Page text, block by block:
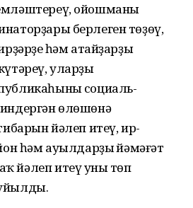
ойошманың
берлеген төҙөү,
һәм атайҙарҙың
уларҙың
социаль-
өлөшөнә
йәлеп итеү, ир-
һәм ауылдарҙың йәмәғәт
йәлеп итеү уның төп